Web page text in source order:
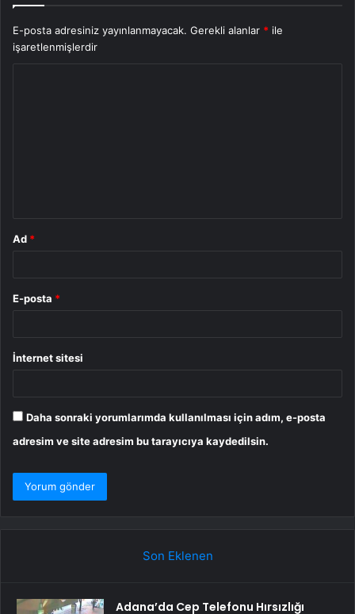
E-posta adresiniz yayınlanmayacak. Gerekli alanlar * ile
işaretlenmişlerdir
Ad *
E-posta *
İnternet sitesi
Daha sonraki yorumlarımda kullanılması için adım, e-posta
adresim ve site adresim bu tarayıcıya kaydedilsin.
Son Eklenen
Adana’da Cep Telefonu Hırsızlığı